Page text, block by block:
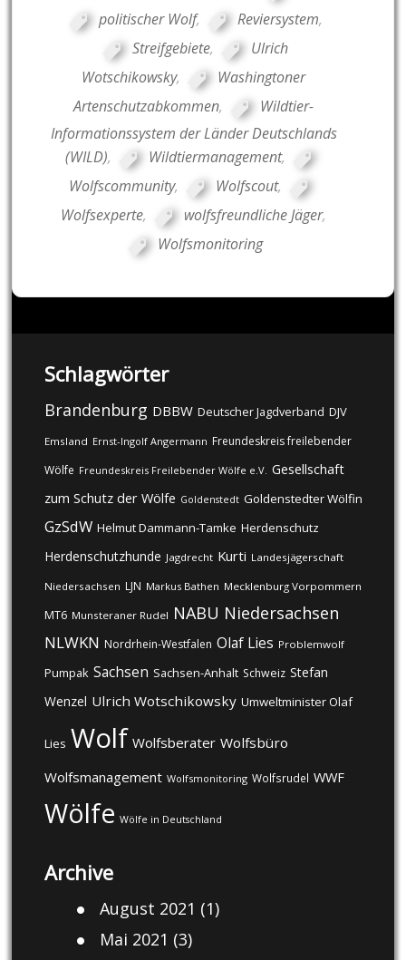
politischer Wolf, Reviersystem,
Streifgebiete,
Ulrich
Wotschikowsky,
Washingtoner
Artenschutzabkommen,
Wildtier-
Informationssystem der Länder Deutschlands
(WILD), Wildtiermanagement,
Wolfscommunity, Wolfscout,
Wolfsexperte, wolfsfreundliche Jäger,
Wolfsmonitoring
Schlagwörter
Brandenburg DBBW Deutscher Jagdverband DJV
Emsland Ernst-Ingolf Angermann Freundeskreis freilebender
Wölfe Freundeskreis Freilebender Wölfe e.V. Gesellschaft
zum Schutz der Wölfe Goldenstedt Goldenstedter Wölfin
GzSdW Helmut Dammann-Tamke Herdenschutz
Herdenschutzhunde Jagdrecht Kurti Landesjägerschaft
Niedersachsen LJN Markus Bathen Mecklenburg Vorpommern
MT6 Munsteraner Rudel NABU Niedersachsen
NLWKN Nordrhein-Westfalen Olaf Lies Problemwolf
Pumpak Sachsen Sachsen-Anhalt Schweiz Stefan
Wenzel Ulrich Wotschikowsky Umweltminister Olaf
Lies Wolf Wolfsberater Wolfsbüro
Wolfsmanagement Wolfsmonitoring Wolfsrudel WWF
Wölfe Wölfe in Deutschland
Archive
August 2021 (1)
Mai 2021 (3)